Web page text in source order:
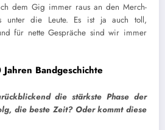
dem Gig immer raus an den Merch-
unter die Leute. Es ist ja auch toll,
für nette Gespräche sind wir immer
Bandgeschichte
die stärkste Phase der
die beste Zeit? Oder kommt diese